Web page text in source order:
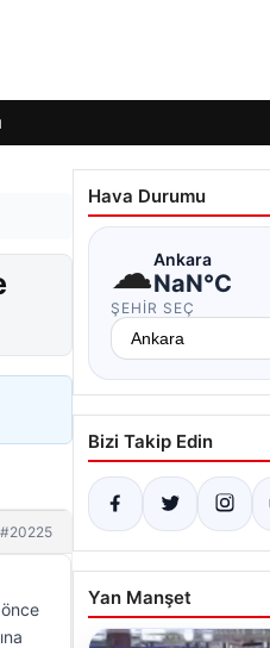
#20225
Hava Durumu
☁Ankara
NaN°C
ŞEHIR SEÇ
Bizi Takip Edin
Yan Manşet